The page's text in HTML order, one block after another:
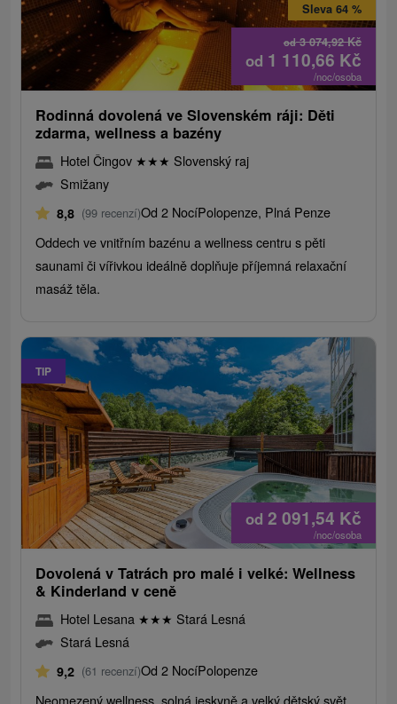
od3 074,92Kč
Sleva 64 %
od 1 110,66 Kč
/noc/osoba
Rodinná dovolená ve Slovenském ráji: Děti
zdarma, wellness a bazény
Hotel Čingov ★★★ Slovenský raj
Smižany
8,8 (99 recenzí)Od 2 NocíPolopenze, Plná Penze
Oddech ve vnitřním bazénu a wellness centru s pěti
saunami či vířivkou ideálně doplňuje příjemná relaxační
masáž těla.
TIP
od 2 091,54 Kč
/noc/osoba
Dovolená v Tatrách pro malé i velké: Wellness
& Kinderland v ceně
Hotel Lesana ★★★ Stará Lesná
Stará Lesná
9,2 (61 recenzí)Od 2 NocíPolopenze
Neomezený wellness, solná jeskyně a velký dětský svět